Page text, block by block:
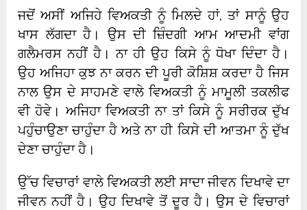
ਜਦੋਂ ਅਸੀਂ ਅਜਿਹੇ ਵਿਅਕਤੀ ਨੂੰ ਮਿਲਦੇ ਹਾਂ, ਤਾਂ ਸਾਨੂੰ ਉਹ
ਖਾਸ ਲੱਗਦਾ ਹੈ। ਉਸ ਦੀ ਜ਼ਿੰਦਗੀ ਆਮ ਆਦਮੀ ਵਾਂਗ
ਗਲੈਮਰਸ ਨਹੀਂ ਹੈ। ਨਾ ਹੀ ਉਹ ਕਿਸੇ ਨੂੰ ਧੋਖਾ ਦਿੰਦਾ ਹੈ।
ਉਹ ਅਜਿਹਾ ਕੁਝ ਨਾ ਕਰਨ ਦੀ ਪੂਰੀ ਕੋਸ਼ਿਸ਼ ਕਰਦਾ ਹੈ ਜਿਸ
ਨਾਲ ਉਸ ਦੇ ਸਾਹਮਣੇ ਵਾਲੇ ਵਿਅਕਤੀ ਨੂੰ ਮਾਮੂਲੀ ਤਕਲੀਫ
ਵੀ ਹੋਵੇ। ਅਜਿਹਾ ਵਿਅਕਤੀ ਨਾ ਤਾਂ ਕਿਸੇ ਨੂੰ ਸਰੀਰਕ ਦੁੱਖ
ਪਹੁੰਚਾਉਣਾ ਚਾਹੁੰਦਾ ਹੈ ਅਤੇ ਨਾ ਹੀ ਕਿਸੇ ਦੀ ਆਤਮਾ ਨੂੰ ਦੁੱਖ
ਦੇਣਾ ਚਾਹੁੰਦਾ ਹੈ।
ਉੱਚ ਵਿਚਾਰਾਂ ਵਾਲੇ ਵਿਅਕਤੀ ਲਈ ਸਾਦਾ ਜੀਵਨ ਦਿਖਾਵੇ ਦਾ
ਜੀਵਨ ਨਹੀਂ ਹੈ। ਉਹ ਦਿਖਾਵੇ ਤੋਂ ਦੂਰ ਹੈ। ਉਸ ਦੇ ਵਿਚਾਰਾਂ